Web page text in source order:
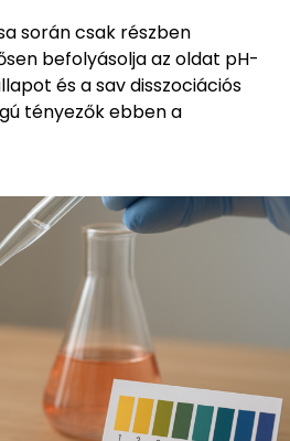
során csak részben
befolyásolja az oldat pH-
és a sav disszociációs
tényezők ebben a